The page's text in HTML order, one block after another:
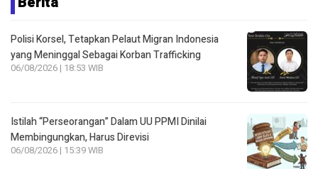
Polisi Korsel, Tetapkan Pelaut Migran Indonesia
yang Meninggal Sebagai Korban Trafficking
06/08/2026 | 18:53 WIB
Istilah “Perseorangan” Dalam UU PPMI Dinilai
Membingungkan, Harus Direvisi
06/08/2026 | 15:39 WIB